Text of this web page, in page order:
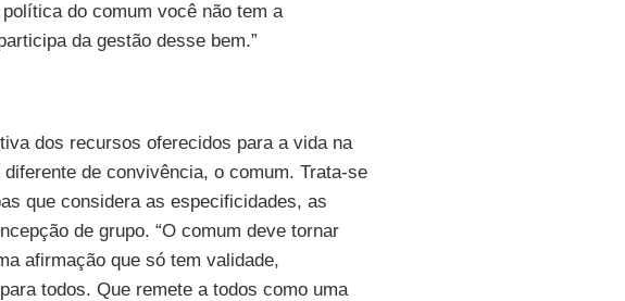
do comum você não tem a
da gestão desse bem.”
dos recursos oferecidos para a vida na
de convivência, o comum. Trata-se
que considera as especificidades, as
de grupo. “O comum deve tornar
afirmação que só tem validade,
todos. Que remete a todos como uma